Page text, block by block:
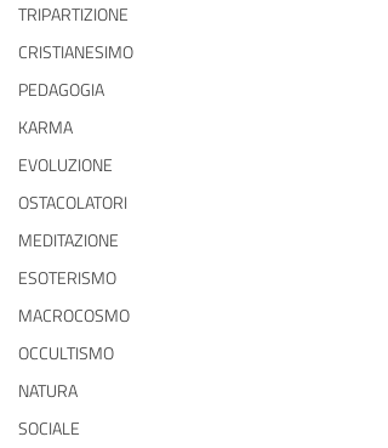
TRIPARTIZIONE
CRISTIANESIMO
PEDAGOGIA
KARMA
EVOLUZIONE
OSTACOLATORI
MEDITAZIONE
ESOTERISMO
MACROCOSMO
OCCULTISMO
NATURA
SOCIALE